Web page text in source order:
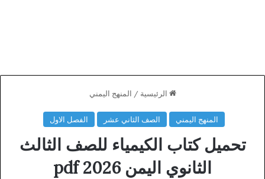
الرئيسية / المنهج اليمني
المنهج اليمني الصف الثاني عشر الفصل الاول
تحميل كتاب الكيمياء للصف الثالث
الثانوي اليمن 2026 pdf